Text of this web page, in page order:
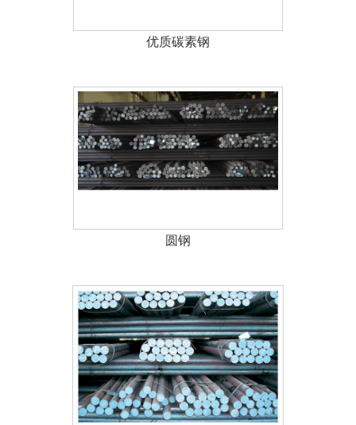
优质碳素钢
圆钢